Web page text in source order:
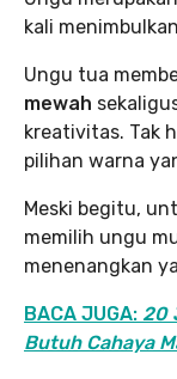
kali
Ungu tua
mewah
kreativitas. Tak
pilihan warna
Meski begitu,
memilih ungu
menenangkan
BACA JUGA: 20
Butuh Cahaya